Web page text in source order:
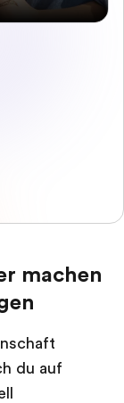
machen
du auf